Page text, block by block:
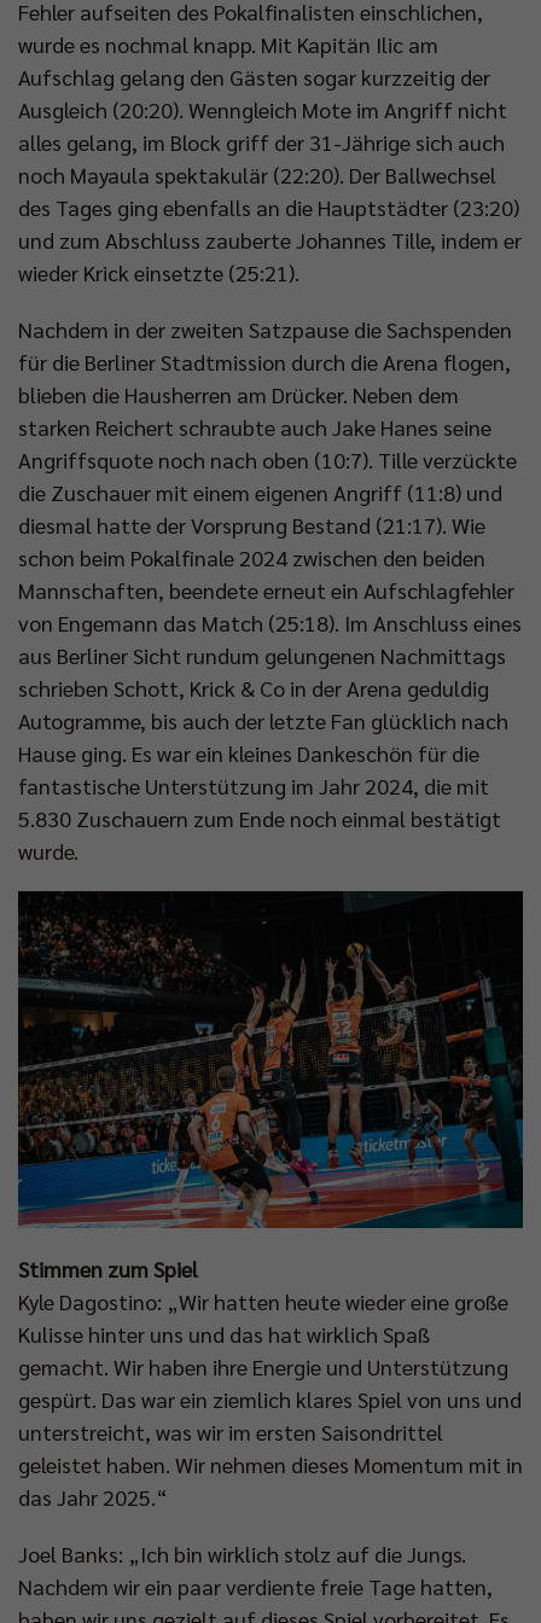
Fehler aufseiten des Pokalfinalisten einschlichen,
wurde es nochmal knapp. Mit Kapitän Ilic am
Aufschlag gelang den Gästen sogar kurzzeitig der
Ausgleich (20:20). Wenngleich Mote im Angriff nicht
alles gelang, im Block griff der 31-Jährige sich auch
noch Mayaula spektakulär (22:20). Der Ballwechsel
des Tages ging ebenfalls an die Hauptstädter (23:20)
und zum Abschluss zauberte Johannes Tille, indem er
wieder Krick einsetzte (25:21).
Nachdem in der zweiten Satzpause die Sachspenden
für die Berliner Stadtmission durch die Arena flogen,
blieben die Hausherren am Drücker. Neben dem
starken Reichert schraubte auch Jake Hanes seine
Angriffsquote noch nach oben (10:7). Tille verzückte
die Zuschauer mit einem eigenen Angriff (11:8) und
diesmal hatte der Vorsprung Bestand (21:17). Wie
schon beim Pokalfinale 2024 zwischen den beiden
Mannschaften, beendete erneut ein Aufschlagfehler
von Engemann das Match (25:18). Im Anschluss eines
aus Berliner Sicht rundum gelungenen Nachmittags
schrieben Schott, Krick & Co in der Arena geduldig
Autogramme, bis auch der letzte Fan glücklich nach
Hause ging. Es war ein kleines Dankeschön für die
fantastische Unterstützung im Jahr 2024, die mit
5.830 Zuschauern zum Ende noch einmal bestätigt
wurde.
Stimmen zum Spiel
Kyle Dagostino: „Wir hatten heute wieder eine große
Kulisse hinter uns und das hat wirklich Spaß
gemacht. Wir haben ihre Energie und Unterstützung
gespürt. Das war ein ziemlich klares Spiel von uns und
unterstreicht, was wir im ersten Saisondrittel
geleistet haben. Wir nehmen dieses Momentum mit in
das Jahr 2025.“
Joel Banks: „Ich bin wirklich stolz auf die Jungs.
Nachdem wir ein paar verdiente freie Tage hatten,